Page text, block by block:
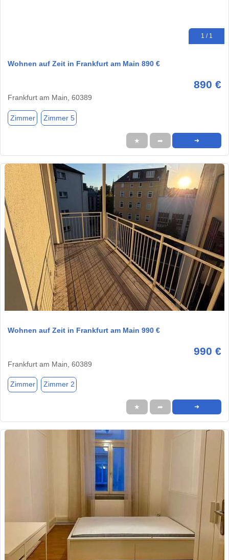
1 / 1
Wohnen auf Zeit in Frankfurt am Main 890 €
890 €
Frankfurt am Main, 60389
Zimmer Zimmer 5
★ ➦ ➜
1 / 1
Wohnen auf Zeit in Frankfurt am Main 990 €
990 €
Frankfurt am Main, 60389
Zimmer Zimmer 2
★ ➦ ➜